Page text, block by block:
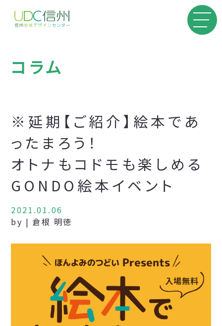
コラム
※延期【ご紹介】絵本であ
ったまろう！
オトナもコドモも楽しめる
GONDO絵本イベント
2021.01.06
by | 倉根 明徳